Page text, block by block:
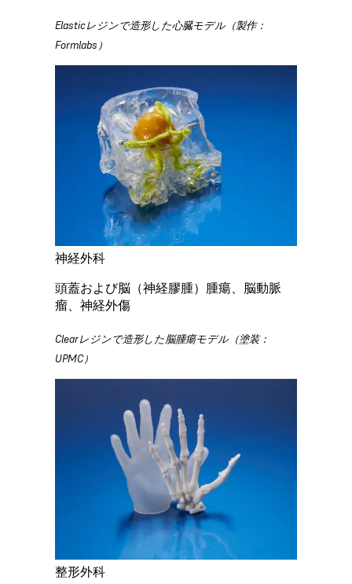
Elasticレジンで造形した心臓モデル（製作：
Formlabs）
神経外科
頭蓋および脳（神経膠腫）腫瘍、脳動脈
瘤、神経外傷
Clearレジンで造形した脳腫瘍モデル（塗装：
UPMC）
整形外科